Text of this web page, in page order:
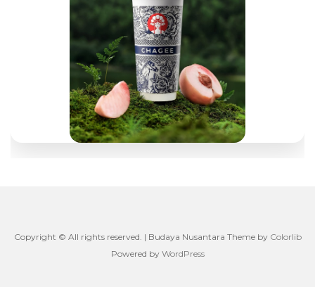
Copyright © All rights reserved. | Budaya Nusantara Theme by Colorlib
Powered by WordPress